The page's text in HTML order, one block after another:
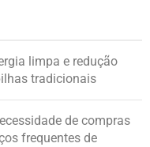
limpa e redução
tradicionais
de compras
frequentes de